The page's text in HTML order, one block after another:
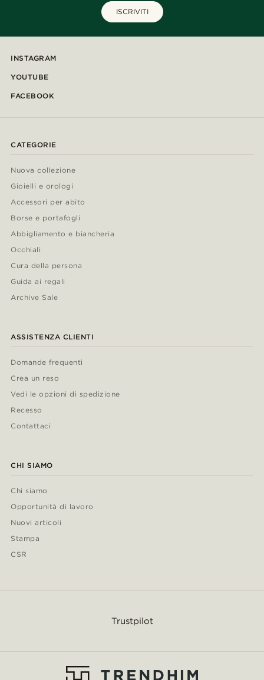
ISCRIVITI
INSTAGRAM
YOUTUBE
FACEBOOK
CATEGORIE
Nuova collezione
Gioielli e orologi
Accessori per abito
Borse e portafogli
Abbigliamento e biancheria
Occhiali
Cura della persona
Guida ai regali
Archive Sale
ASSISTENZA CLIENTI
Domande frequenti
Crea un reso
Vedi le opzioni di spedizione
Recesso
Contattaci
CHI SIAMO
Chi siamo
Opportunità di lavoro
Nuovi articoli
Stampa
CSR
Trustpilot